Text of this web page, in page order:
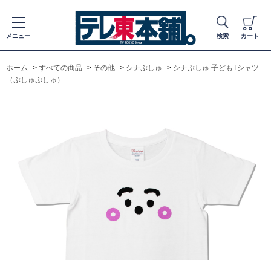
メニュー 検索 カート
ホーム > すべての商品 > その他 > シナぷしゅ > シナぷしゅ 子どもTシャツ
（ぷしゅぷしゅ）